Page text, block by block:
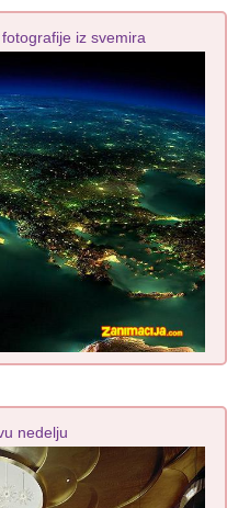
iz svemira
nedelju